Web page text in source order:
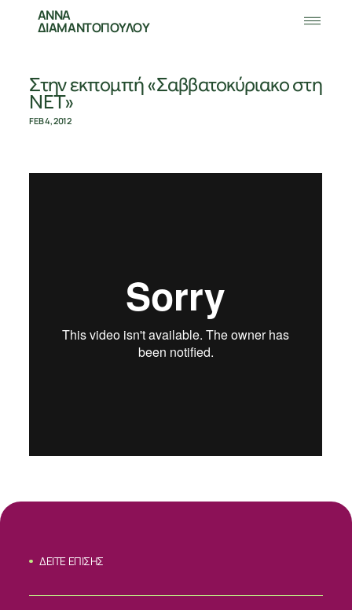
ΑΝΝΑ
ΔΙΑΜΑΝΤΟΠΟΥΛΟΥ
Στην εκπομπή «Σαββατοκύριακο στη
ΝΕΤ»
FEB 4, 2012
ΔΕΙΤΕ ΕΠΙΣΗΣ